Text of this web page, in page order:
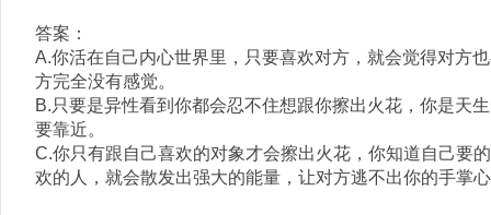
答案：
A.你活在自己内心世界里，只要喜欢对方，就会觉得对方
方完全没有感觉。
B.只要是异性看到你都会忍不住想跟你擦出火花，你是天
要靠近。
C.你只有跟自己喜欢的对象才会擦出火花，你知道自己要
欢的人，就会散发出强大的能量，让对方逃不出你的手掌